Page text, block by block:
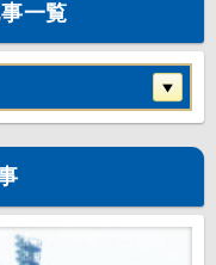
一覧